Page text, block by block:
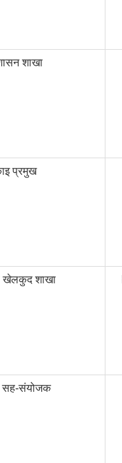
शाखा
प्रमुख
खेलकुद शाखा
सह-संयोजक